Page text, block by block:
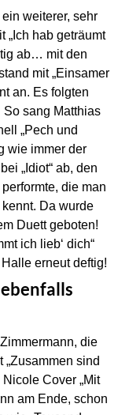
weiterer, sehr
„Ich hab geträumt
ab… mit den
mit „Einsamer
an. Es folgten
sang Matthias
„Pech und
wie immer der
„Idiot“ ab, den
die man
Da wurde
Duett geboten!
ich lieb‘ dich“
erneut deftig!
die
„Zusammen sind
Cover „Mit
am Ende, schon